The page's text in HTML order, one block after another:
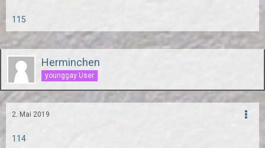
115
Herminchen
younggay User
2. Mai 2019
114